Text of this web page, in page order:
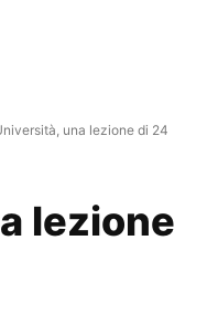
una lezione di 24
lezione